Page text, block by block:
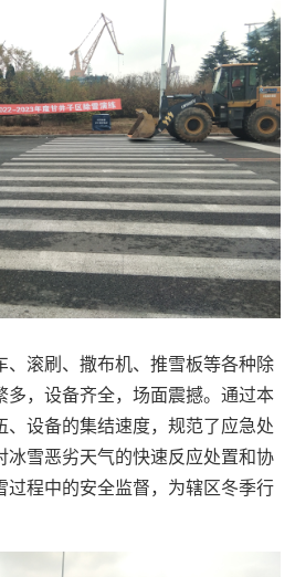
、滚刷、撒布机、推雪板等各种除
多，设备齐全，场面震撼。通过本
、设备的集结速度，规范了应急处
冰雪恶劣天气的快速反应处置和协
过程中的安全监督，为辖区冬季行